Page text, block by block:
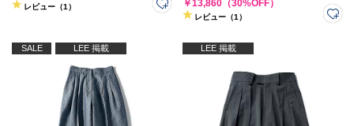
レビュー（1） ￥13,860（30%OFF）
レビュー（1）
SALE LEE 掲載 LEE 掲載